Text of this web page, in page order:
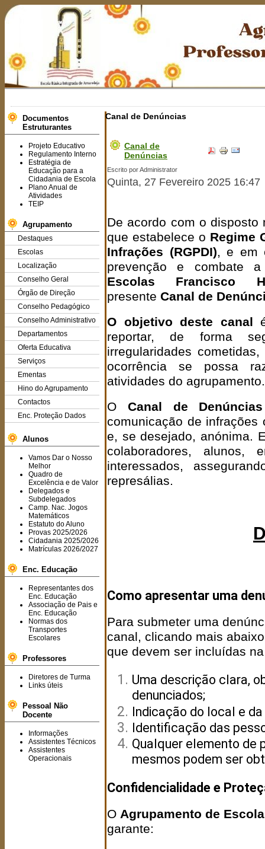
Documentos
Estruturantes
Projeto Educativo
Regulamento Interno
Estratégia de
Educação para a
Cidadania de Escola
Plano Anual de
Atividades
TEIP
Agrupamento
Destaques
Escolas
Localização
Conselho Geral
Órgão de Direção
Conselho Pedagógico
Conselho Administrativo
Departamentos
Oferta Educativa
Serviços
Ementas
Hino do Agrupamento
Contactos
Enc. Proteção Dados
Alunos
Vamos Dar o Nosso
Melhor
Quadro de
Excelência e de Valor
Delegados e
Subdelegados
Camp. Nac. Jogos
Matemáticos
Estatuto do Aluno
Provas 2025/2026
Cidadania 2025/2026
Matrículas 2026/2027
Enc. Educação
Representantes dos
Enc. Educação
Associação de Pais e
Enc. Educação
Normas dos
Transportes
Escolares
Professores
Diretores de Turma
Links úteis
Pessoal Não
Docente
Informações
Assistentes Técnicos
Assistentes
Operacionais
Canal de Denúncias
Canal de
Denúncias
Escrito por Administrator
Quinta, 27 Fevereiro 2025 16:47
De acordo com o
que estabelece o Regime
Infrações (RGPDI), e em
prevenção e combate
Escolas Francisco
presente Canal de
O objetivo deste canal
reportar, de forma
irregularidades
ocorrência se possa
atividades do agrupamento.
O Canal de Denúncias
comunicação de infrações
e, se desejado, anónima.
colaboradores, alunos,
interessados,
represálias.
Como apresentar uma
Para submeter uma
canal, clicando mais
que devem ser incluídas
Uma descrição clara,
denunciados;
Indicação do local e
Identificação das
Qualquer elemento de
mesmos podem ser
Confidencialidade e
O Agrupamento de
garante: